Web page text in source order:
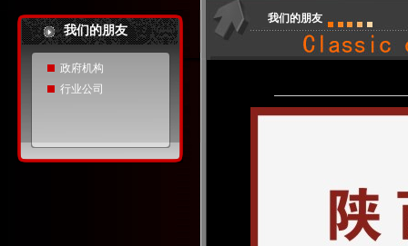
我们的朋友
政府机构
行业公司
我们的朋友